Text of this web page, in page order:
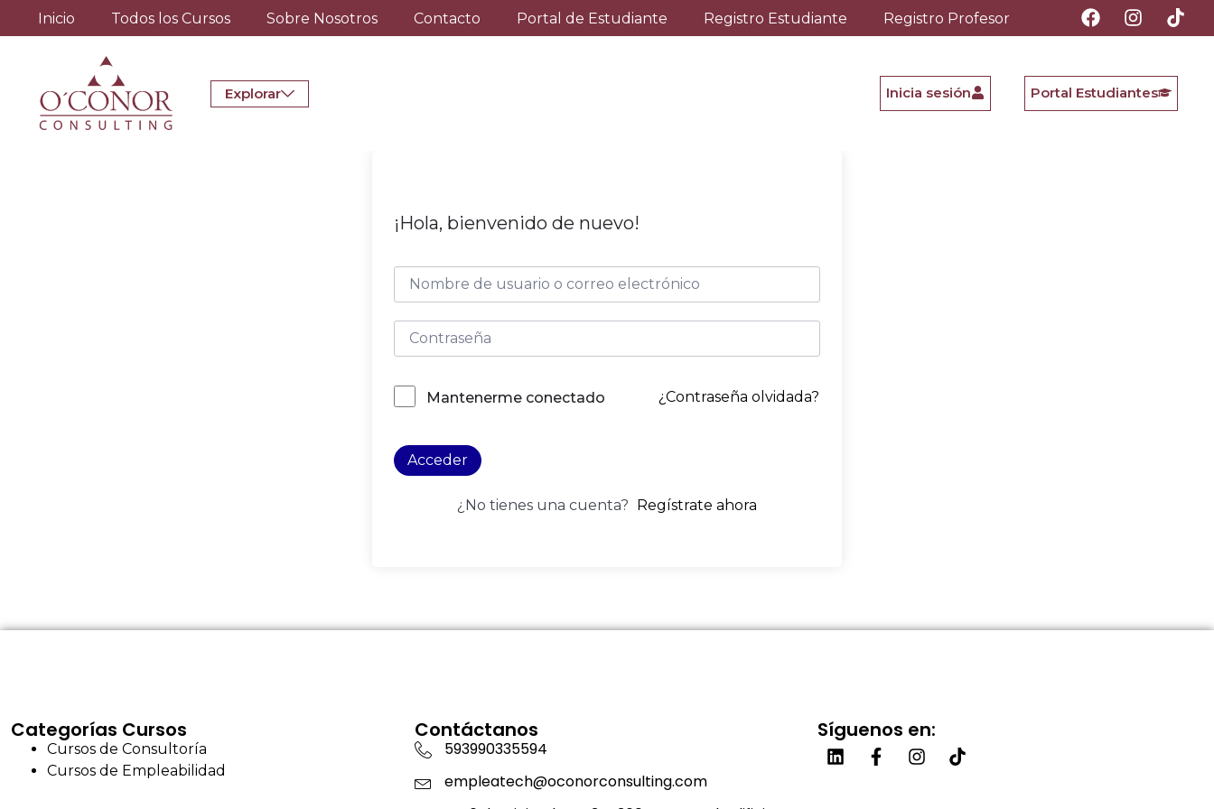
Inicio Todos los Cursos Sobre Nosotros Contacto Portal de Estudiante Registro Estudiante Registro Profesor
Explorar Inicia sesión Portal Estudiantes
¡Hola, bienvenido de nuevo!
Mantenerme conectado ¿Contraseña olvidada?
Acceder
¿No tienes una cuenta? Regístrate ahora
Categorías Cursos
Cursos de Consultoría
Cursos de Empleabilidad
Contáctanos
593990335594
empleatech@oconorconsulting.com
Síguenos en: